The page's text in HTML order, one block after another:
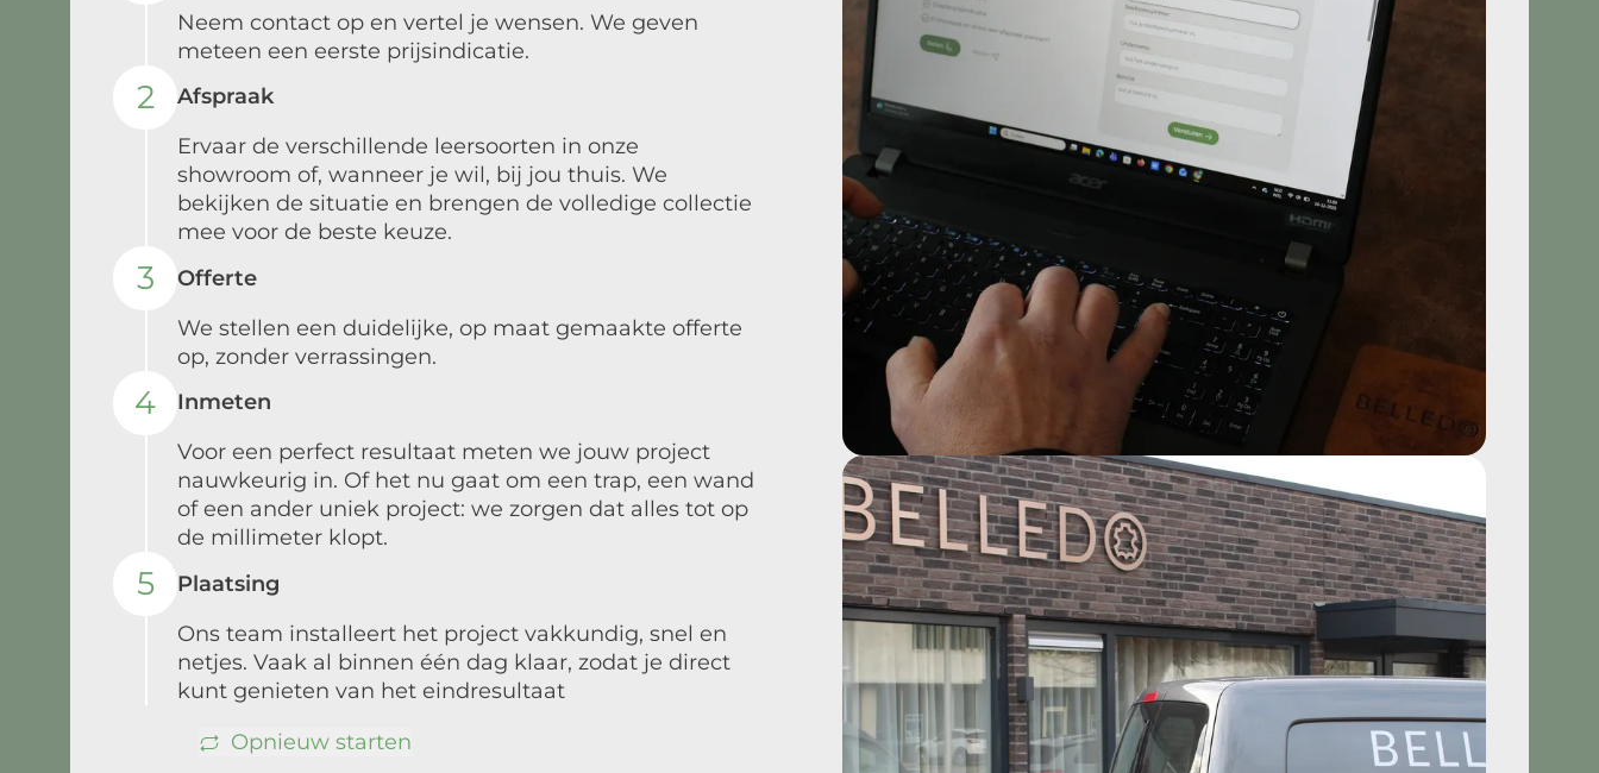
Neem contact op en vertel je wensen. We geven
meteen een eerste prijsindicatie.
2
Afspraak
Ervaar de verschillende leersoorten in onze
showroom of, wanneer je wil, bij jou thuis. We
bekijken de situatie en brengen de volledige collectie
mee voor de beste keuze.
3
Offerte
We stellen een duidelijke, op maat gemaakte offerte
op, zonder verrassingen.
4
Inmeten
Voor een perfect resultaat meten we jouw project
nauwkeurig in. Of het nu gaat om een trap, een wand
of een ander uniek project: we zorgen dat alles tot op
de millimeter klopt.
5
Plaatsing
Ons team installeert het project vakkundig, snel en
netjes. Vaak al binnen één dag klaar, zodat je direct
kunt genieten van het eindresultaat
Opnieuw starten